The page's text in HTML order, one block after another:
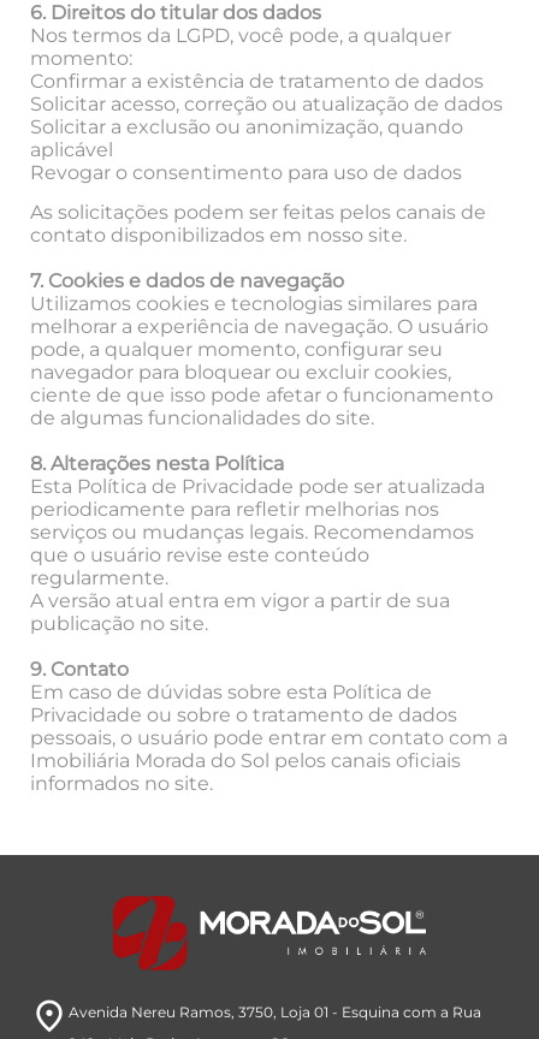
6. Direitos do titular dos dados
Nos termos da LGPD, você pode, a qualquer
momento:
Confirmar a existência de tratamento de dados
Solicitar acesso, correção ou atualização de dados
Solicitar a exclusão ou anonimização, quando
aplicável
Revogar o consentimento para uso de dados
As solicitações podem ser feitas pelos canais de
contato disponibilizados em nosso site.
7. Cookies e dados de navegação
Utilizamos cookies e tecnologias similares para
melhorar a experiência de navegação. O usuário
pode, a qualquer momento, configurar seu
navegador para bloquear ou excluir cookies,
ciente de que isso pode afetar o funcionamento
de algumas funcionalidades do site.
8. Alterações nesta Política
Esta Política de Privacidade pode ser atualizada
periodicamente para refletir melhorias nos
serviços ou mudanças legais. Recomendamos
que o usuário revise este conteúdo
regularmente.
A versão atual entra em vigor a partir de sua
publicação no site.
9. Contato
Em caso de dúvidas sobre esta Política de
Privacidade ou sobre o tratamento de dados
pessoais, o usuário pode entrar em contato com a
Imobiliária Morada do Sol pelos canais oficiais
informados no site.
room Avenida Nereu Ramos, 3750, Loja 01 - Esquina com a Rua